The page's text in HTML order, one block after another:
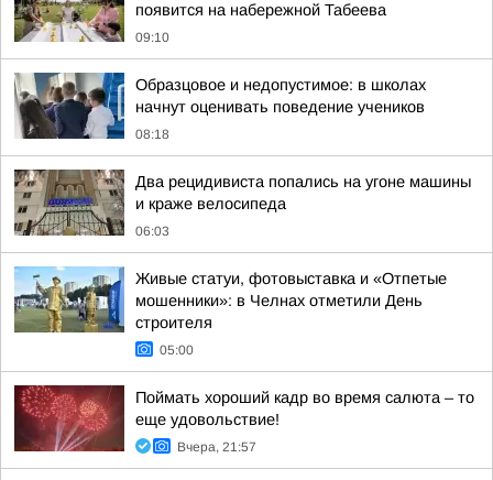
появится на набережной Табеева
09:10
Образцовое и недопустимое: в школах
начнут оценивать поведение учеников
08:18
Два рецидивиста попались на угоне машины
и краже велосипеда
06:03
Живые статуи, фотовыставка и «Отпетые
мошенники»: в Челнах отметили День
строителя
05:00
Поймать хороший кадр во время салюта – то
еще удовольствие!
Вчера, 21:57